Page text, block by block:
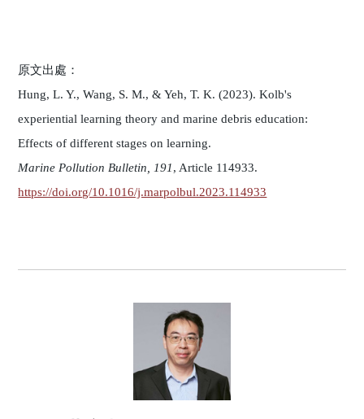
原文出處：
Hung, L. Y., Wang, S. M., & Yeh, T. K. (2023). Kolb's
experiential learning theory and marine debris education:
Effects of different stages on learning.
Marine Pollution Bulletin, 191, Article 114933.
https://doi.org/10.1016/j.marpolbul.2023.114933